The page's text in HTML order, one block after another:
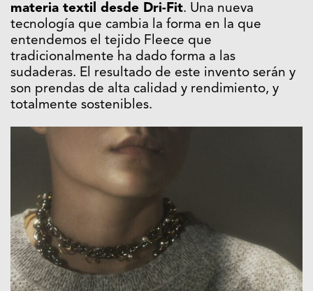
materia textil desde Dri-Fit. Una nueva
tecnología que cambia la forma en la que
entendemos el tejido Fleece que
tradicionalmente ha dado forma a las
sudaderas. El resultado de este invento serán y
son prendas de alta calidad y rendimiento, y
totalmente sostenibles.